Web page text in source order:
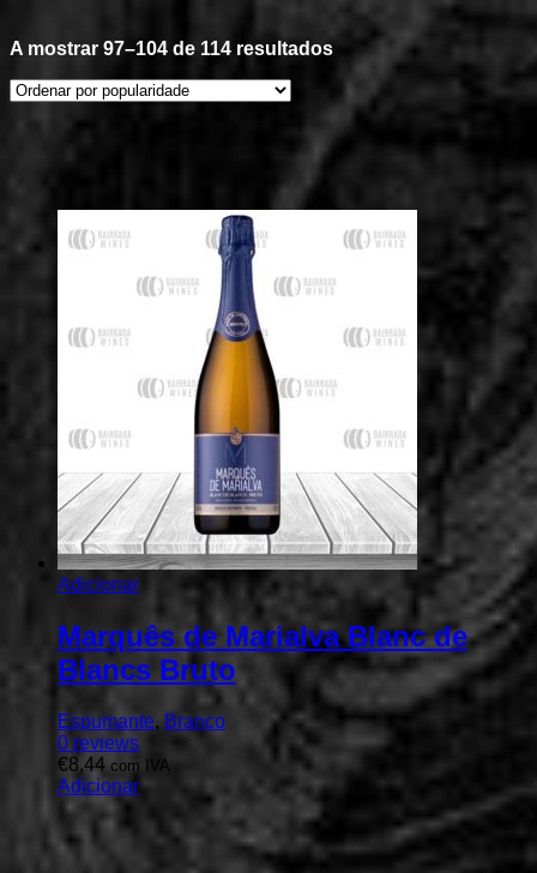
A mostrar 97–104 de 114 resultadosOrdenado
popularidade
Adicionar
Marquês de Marialva Blanc de
Blancs Bruto
Espumante, Branco
0 reviews
€8,44 com IVA
Adicionar